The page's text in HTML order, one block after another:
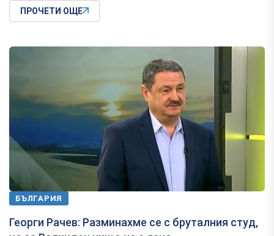
ПРОЧЕТИ ОЩЕ
БЪЛГАРИЯ
Георги Рачев: Разминахме се с бруталния студ,